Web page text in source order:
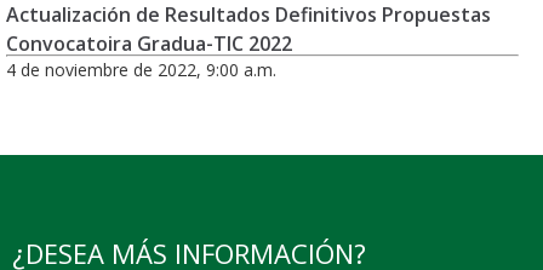
Actualización de Resultados Definitivos Propuestas
Convocatoira Gradua-TIC 2022
4 de noviembre de 2022, 9:00 a.m.
¿DESEA MÁS INFORMACIÓN?